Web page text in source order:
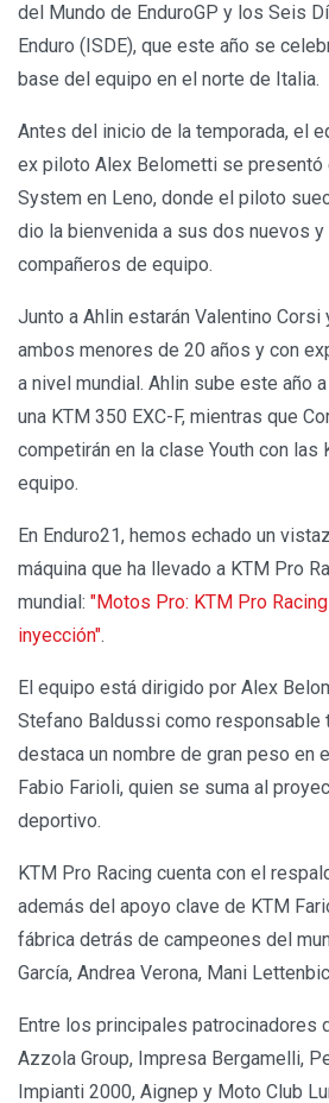
del Mundo de EnduroGP y los Seis
Enduro (ISDE), que este año se
base del equipo en el norte de Italia.
Antes del inicio de la temporada, el
ex piloto Alex Belometti se presentó
System en Leno, donde el piloto
dio la bienvenida a sus dos nuevos
compañeros de equipo.
Junto a Ahlin estarán Valentino Corsi
ambos menores de 20 años y con
a nivel mundial. Ahlin sube este año
una KTM 350 EXC-F, mientras que
competirán en la clase Youth con las
equipo.
En Enduro21, hemos echado un
máquina que ha llevado a KTM Pro
mundial: "Motos Pro: KTM Pro
inyección".
El equipo está dirigido por Alex
Stefano Baldussi como responsable
destaca un nombre de gran peso en
Fabio Farioli, quien se suma al
deportivo.
KTM Pro Racing cuenta con el
además del apoyo clave de KTM
fábrica detrás de campeones del
García, Andrea Verona, Mani
Entre los principales patrocinadores
Azzola Group, Impresa Bergamelli,
Impianti 2000, Aignep y Moto Club